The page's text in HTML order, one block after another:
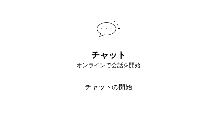
チャット
オンラインで会話を開始
チャットの開始